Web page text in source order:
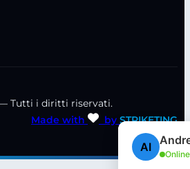
Tutti i diritti riservati.
Made with
by STRIKETING